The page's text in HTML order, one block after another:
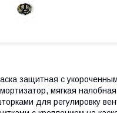
защитная с
мягкая
для регулировку